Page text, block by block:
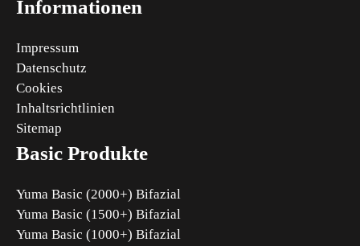
Informationen
Impressum
Datenschutz
Cookies
Inhaltsrichtlinien
Sitemap
Basic Produkte
Yuma Basic (2000+) Bifazial
Yuma Basic (1500+) Bifazial
Yuma Basic (1000+) Bifazial